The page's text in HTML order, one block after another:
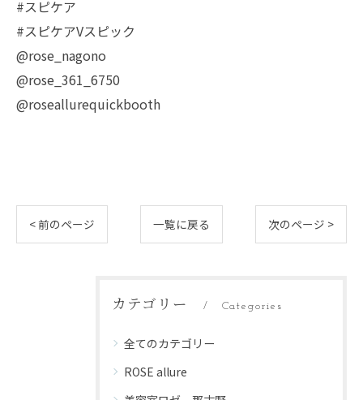
#スピケア
#スピケアVスピック
@rose_nagono
@rose_361_6750
@roseallurequickbooth
< 前のページ 一覧に戻る 次のページ >
カテゴリー Categories
全てのカテゴリー
ROSE allure